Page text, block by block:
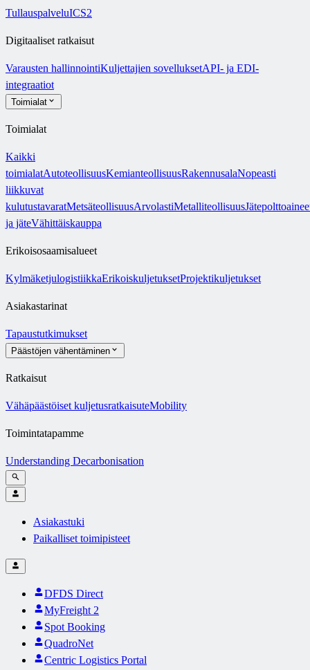
TullauspalveluICS2
Digitaaliset ratkaisut
Varausten hallinnointiKuljettajien sovelluksetAPI- ja EDI-
integraatiot
Toimialat
Toimialat
Kaikki
toimialatAutoteollisuusKemianteollisuusRakennusalaNopeasti
liikkuvat
kulutustavaratMetsäteollisuusArvolastiMetalliteollisuus
ja jäteVähittäiskauppa
Erikoisosaamisalueet
KylmäketjulogistiikkaErikoiskuljetuksetProjektikuljetukset
Asiakastarinat
Tapaustutkimukset
Päästöjen vähentäminen
Ratkaisut
Vähäpäästöiset kuljetusratkaisuteMobility
Toimintatapamme
Understanding Decarbonisation
Asiakastuki
Paikalliset toimipisteet
DFDS Direct
MyFreight 2
Spot Booking
QuadroNet
Centric Logistics Portal